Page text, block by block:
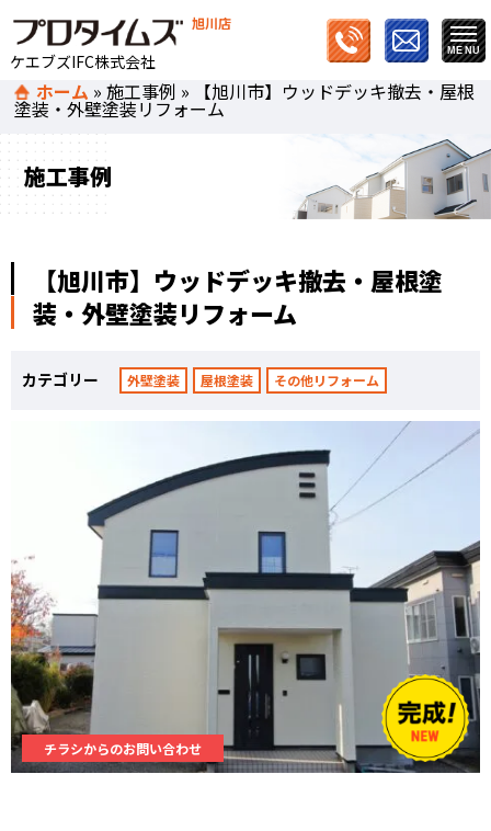
旭川店
ケエブズIFC株式会社
ホーム »施工事例 » 【旭川市】ウッドデッキ撤去・屋根
塗装・外壁塗装リフォーム
施工事例
【旭川市】ウッドデッキ撤去・屋根塗
装・外壁塗装リフォーム
カテゴリー 外壁塗装 屋根塗装 その他リフォーム
チラシからのお問い合わせ